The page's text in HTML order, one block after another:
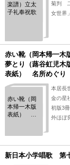
楽譜）立太
子礼奉祝歌
菊判
女世界
赤い靴（岡本帰一
夢とり（蕗谷虹児
表紙） 名所めぐり
木版表紙） しやん
童謡曲譜 現存7冊
赤い靴（岡
本帰一木版
表紙） 青
表紙） 夢
とり（蕗谷
虹児木版表
本居長
金の星
初版3
外ほぼ
新日本小学唱歌 第